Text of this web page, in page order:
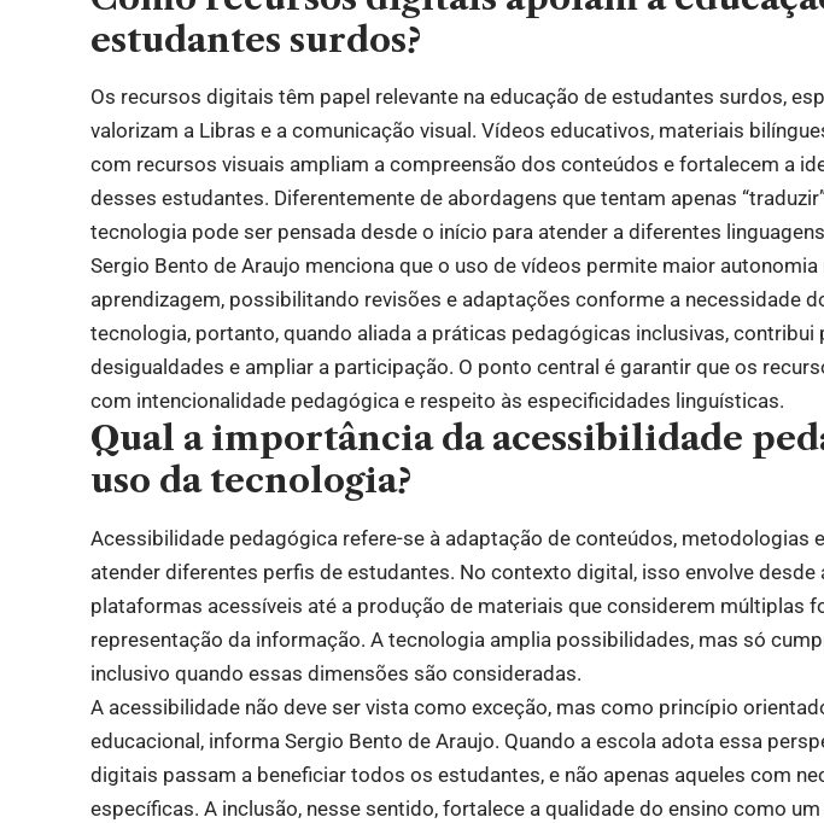
estudantes surdos?
Os recursos digitais têm papel relevante na educação de estudantes surdos,
valorizam a Libras e a comunicação visual. Vídeos educativos, materiais
com recursos visuais ampliam a compreensão dos conteúdos e fortalecem a
desses estudantes. Diferentemente de abordagens que tentam apenas
tecnologia pode ser pensada desde o início para atender a diferentes
Sergio Bento de Araujo menciona que o uso de vídeos permite maior
aprendizagem, possibilitando revisões e adaptações conforme a necessidade
tecnologia, portanto, quando aliada a práticas pedagógicas inclusivas, contribui
desigualdades e ampliar a participação. O ponto central é garantir que os
com intencionalidade pedagógica e respeito às especificidades linguísticas.
Qual a importância da acessibilidade
uso da tecnologia?
Acessibilidade pedagógica refere-se à adaptação de conteúdos, metodologias
atender diferentes perfis de estudantes. No contexto digital, isso envolve desde
plataformas acessíveis até a produção de materiais que considerem múltiplas
representação da informação. A tecnologia amplia possibilidades, mas só
inclusivo quando essas dimensões são consideradas.
A acessibilidade não deve ser vista como exceção, mas como princípio
educacional, informa Sergio Bento de Araujo. Quando a escola adota essa
digitais passam a beneficiar todos os estudantes, e não apenas aqueles com
específicas. A inclusão, nesse sentido, fortalece a qualidade do ensino como